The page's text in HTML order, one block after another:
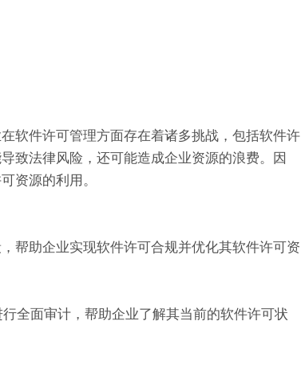
软件许可管理方面存在着诸多挑战，包括软件许
致法律风险，还可能造成企业资源的浪费。因
资源的利用。
帮助企业实现软件许可合规并优化其软件许可资
全面审计，帮助企业了解其当前的软件许可状